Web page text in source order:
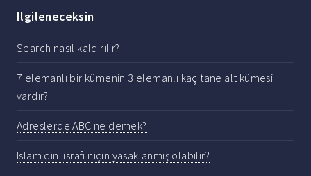
Ilgileneceksin
Search nasıl kaldırılır?
7 elemanlı bir kümenin 3 elemanlı kaç tane alt kümesi
vardır?
Adreslerde ABC ne demek?
Islam dini israfı niçin yasaklanmış olabilir?